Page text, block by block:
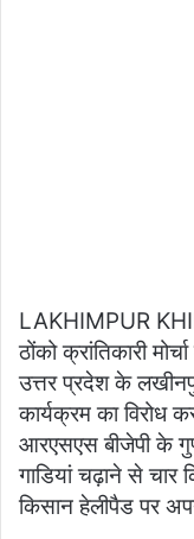
LAKHIMPUR
ठोंको क्रांतिकारी
उत्तर प्रदेश के
कार्यक्रम का विरोध
आरएसएस बीजेपी के
गाडियां चढ़ाने से चार
किसान हेलीपैड पर